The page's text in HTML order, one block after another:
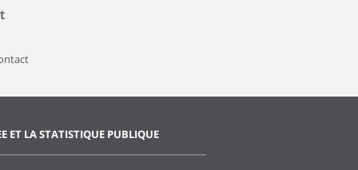
ET LA STATISTIQUE PUBLIQUE